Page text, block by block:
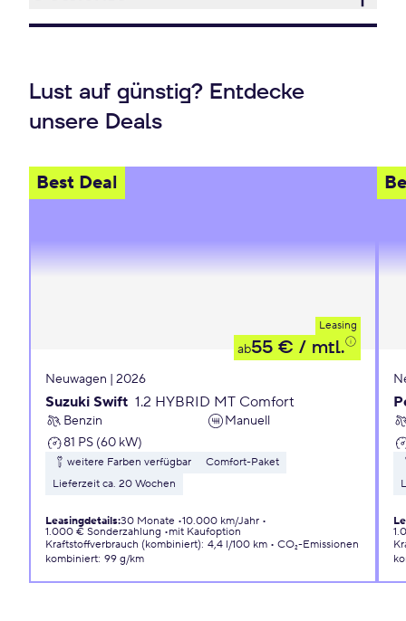
Lust auf günstig? Entdecke
unsere Deals
Best Deal
Leasing
ab55 € / mtl.
Neuwagen | 2026
Suzuki Swift 1.2 HYBRID MT Comfort
Benzin
Manuell
81 PS (60 kW)
weitere Farben verfügbar
Comfort-Paket
Lieferzeit ca. 20 Wochen
Leasingdetails:30 Monate 10.000 km/Jahr
1.000 € Sonderzahlung
mit Kaufoption
Kraftstoffverbrauch (kombiniert): 4,4 l/100 km
CO₂-Emissionen
kombiniert: 99 g/km